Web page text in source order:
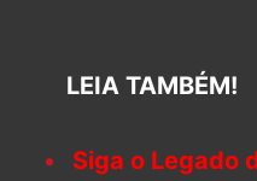
LEIA TAMBÉM!
Siga o Legado